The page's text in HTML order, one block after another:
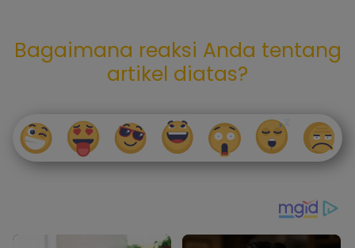
Bagaimana reaksi Anda tentang
artikel diatas?